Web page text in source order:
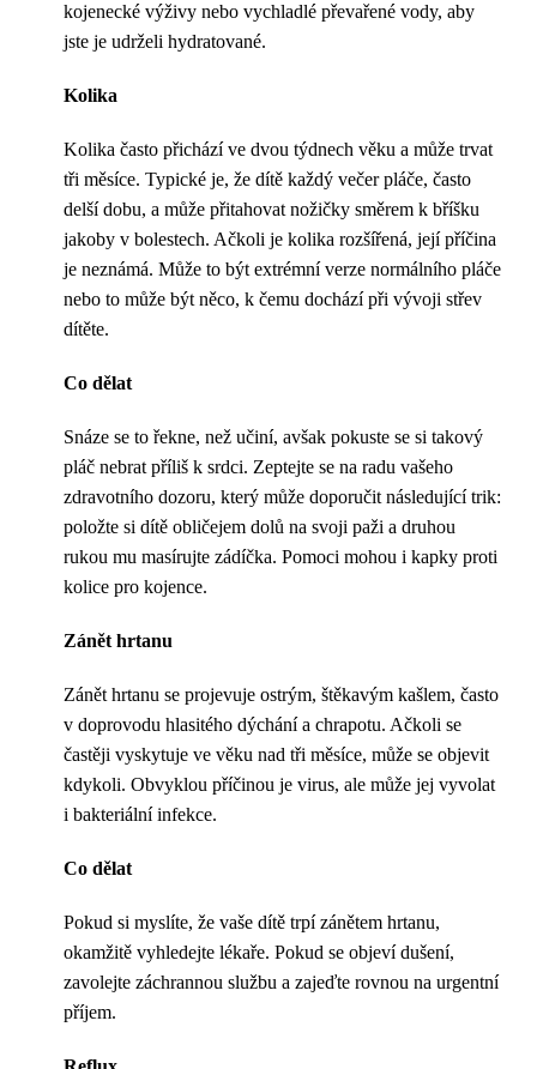
kojenecké výživy nebo vychladlé převařené vody, aby
jste je udrželi hydratované.
Kolika
Kolika často přichází ve dvou týdnech věku a může trvat
tři měsíce. Typické je, že dítě každý večer pláče, často
delší dobu, a může přitahovat nožičky směrem k bříšku
jakoby v bolestech. Ačkoli je kolika rozšířená, její příčina
je neznámá. Může to být extrémní verze normálního pláče
nebo to může být něco, k čemu dochází při vývoji střev
dítěte.
Co dělat
Snáze se to řekne, než učiní, avšak pokuste se si takový
pláč nebrat příliš k srdci. Zeptejte se na radu vašeho
zdravotního dozoru, který může doporučit následující trik:
položte si dítě obličejem dolů na svoji paži a druhou
rukou mu masírujte zádíčka. Pomoci mohou i kapky proti
kolice pro kojence.
Zánět hrtanu
Zánět hrtanu se projevuje ostrým, štěkavým kašlem, často
v doprovodu hlasitého dýchání a chrapotu. Ačkoli se
častěji vyskytuje ve věku nad tři měsíce, může se objevit
kdykoli. Obvyklou příčinou je virus, ale může jej vyvolat
i bakteriální infekce.
Co dělat
Pokud si myslíte, že vaše dítě trpí zánětem hrtanu,
okamžitě vyhledejte lékaře. Pokud se objeví dušení,
zavolejte záchrannou službu a zajeďte rovnou na urgentní
příjem.